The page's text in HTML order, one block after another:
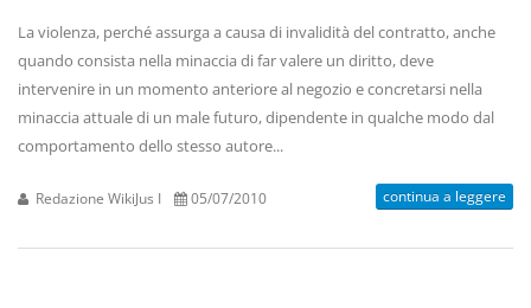
La violenza, perché assurga a causa di invalidità del contratto, anche
quando consista nella minaccia di far valere un diritto, deve
intervenire in un momento anteriore al negozio e concretarsi nella
minaccia attuale di un male futuro, dipendente in qualche modo dal
comportamento dello stesso autore...
Redazione WikiJus I 05/07/2010 continua a leggere